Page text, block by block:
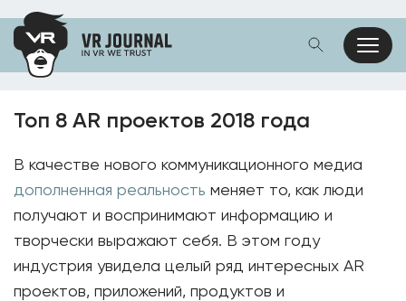
Топ 8 AR проектов 2018 года
В качестве нового коммуникационного медиа
дополненная реальность меняет то, как люди
получают и воспринимают информацию и
творчески выражают себя. В этом году
индустрия увидела целый ряд интересных AR
проектов, приложений, продуктов и